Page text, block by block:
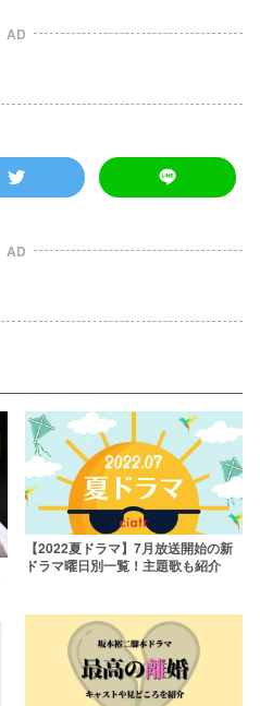
AD
AD
【2022夏ドラマ】7月放送開始の新
ドラマ曜日別一覧！主題歌も紹介